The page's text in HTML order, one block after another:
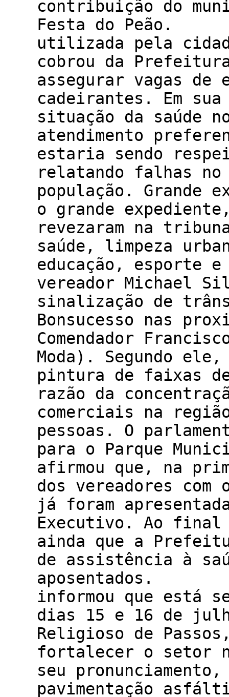
contribuição do
Festa do
utilizada pela
cobrou da
assegurar vagas de
cadeirantes. Em
situação da saúde
atendimento
estaria sendo
relatando falhas
população.
o grande
revezaram na
saúde, limpeza
educação,
vereador Michael
sinalização de
Bonsucesso nas
Comendador
Moda). Segundo
pintura de faixas
razão da
comerciais na
pessoas. O
para o Parque
afirmou que, na
dos vereadores
já foram
Executivo. Ao final
ainda que a
de assistência à
aposentados.
informou que está
dias 15 e 16 de
Religioso de
fortalecer o setor
seu pronunciamento,
pavimentação